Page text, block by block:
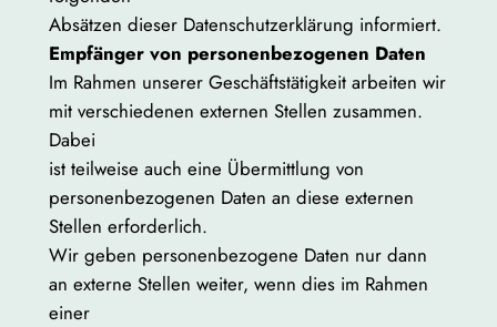
Absätzen dieser Datenschutzerklärung informiert.
Empfänger von personenbezogenen Daten
Im Rahmen unserer Geschäftstätigkeit arbeiten wir
mit verschiedenen externen Stellen zusammen.
Dabei
ist teilweise auch eine Übermittlung von
personenbezogenen Daten an diese externen
Stellen erforderlich.
Wir geben personenbezogene Daten nur dann
an externe Stellen weiter, wenn dies im Rahmen
einer